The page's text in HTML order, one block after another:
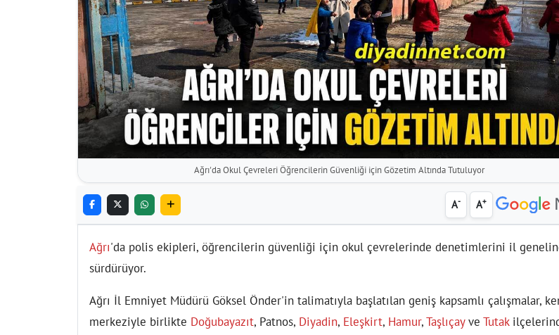
Ağrı'da Okul Çevreleri Öğrencilerin Güvenliği için Gözetim Altında Tutuluyor
A- A+
Ağrı'da polis ekipleri, öğrencilerin güvenliği için okul çevrelerinde denetimlerini il
sürdürüyor.
Ağrı İl Emniyet Müdürü Göksel Önder'in talimatıyla başlatılan geniş kapsamlı çalışmalar,
merkeziyle birlikte Doğubayazıt, Patnos, Diyadin, Eleşkirt, Hamur,Taşlıçayve Tutak